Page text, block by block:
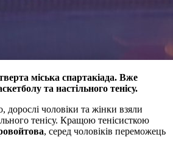
міська спартакіада. Вже
та настільного тенісу.
чоловіки та жінки взяли
тенісу. Кращою тенісисткою
, серед чоловіків переможець